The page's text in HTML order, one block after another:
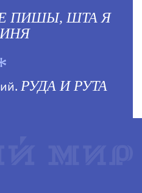
ПИШЫ, ШТА Я
РУДА И РУТА